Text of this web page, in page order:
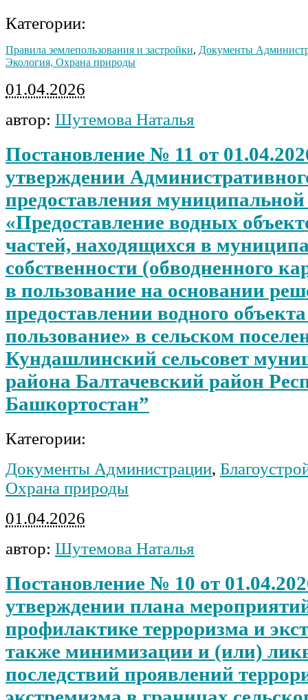
Категории:
Правила землепользования и застройки, Документы
Экология, Охрана природы
01.04.2026
автор: Шутемова Наталья
Постановление № 11 от
утверждении
предоставления муниципальной
«Предоставление водных
частей, находящихся в
собственности (обводненного
в пользование на основании
предоставлении водного
пользование» в сельском
Кундашлинский сельсовет
района Балтачевский район
Башкортостан”
Категории:
Документы Администрации,
Охрана природы
01.04.2026
автор: Шутемова Наталья
Постановление № 10 от
утверждении плана
профилактике терроризма и
также минимизации и (или)
последствий проявлений